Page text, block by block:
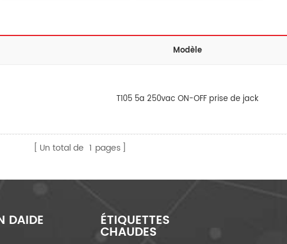
Modèle
T105 5a 250vac ON-OFF prise de jack
Un total de 1 pages
DAIDE ÉTIQUETTES
CHAUDES